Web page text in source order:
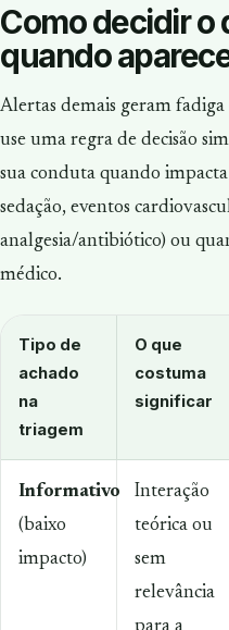
Como decidir o
quando
Alertas demais geram
use uma regra de decisão
sua conduta quando
sedação, eventos
analgesia/antibiótico) ou
médico.
Tipo de
achado
na
triagem
O que
costuma
significar
Informativo
(baixo
impacto)
Interação
teórica ou
sem
relevância